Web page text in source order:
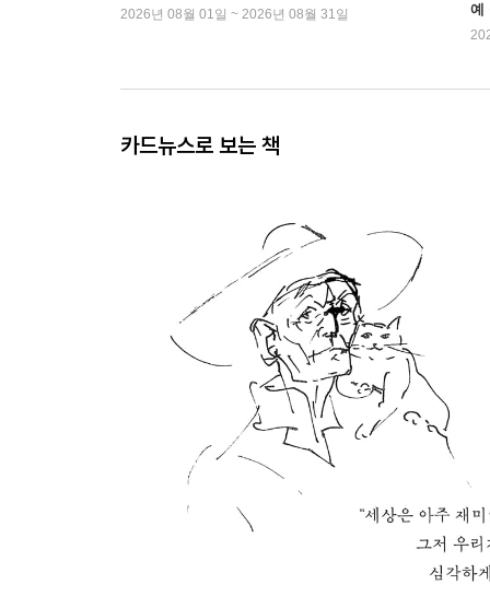
2026년 08월 01일 ~ 2026년 08월 31일
예
카드뉴스로 보는 책